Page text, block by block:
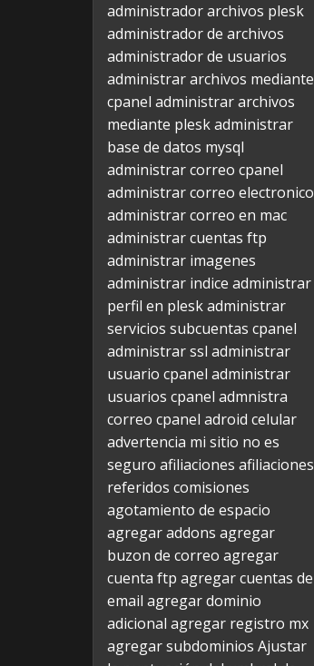
administrador archivos plesk
administrador de archivos
administrador de usuarios
administrar archivos mediante
cpanel administrar archivos
mediante pleskadministrar
base de datos mysql
administrar correo cpanel
administrar correo electronico
administrar correo en mac
administrar cuentas ftp
administrar imagenes
administrar indice administrar
perfil en pleskadministrar
servicios subcuentas cpanel
administrar ssl administrar
usuario cpanel administrar
usuarios cpanel admnistra
correo cpanel adroid celular
advertencia mi sitio no es
seguro afiliaciones afiliaciones
referidos comisiones
agotamiento de espacio
agregar addons agregar
buzon de correo agregar
cuenta ftp agregar cuentas de
email agregar dominio
adicional agregar registro mx
agregar subdominios Ajustar